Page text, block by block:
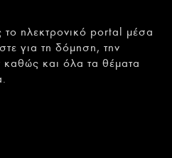
ηλεκτρονικό portal μέσα
για τη δόμηση, την
καθώς και όλα τα θέματα